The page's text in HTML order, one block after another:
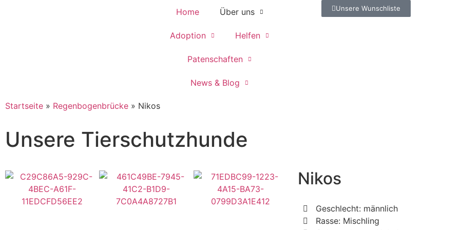
Home Über uns
Adoption Helfen
Patenschaften
News & Blog
Unsere Wunschliste
Startseite » Regenbogenbrücke » Nikos
Unsere Tierschutzhunde
Nikos
Geschlecht: männlich
Rasse: Mischling